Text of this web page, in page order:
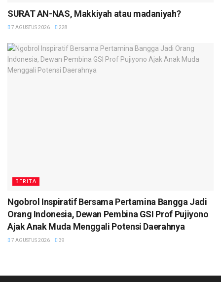
SURAT AN-NAS, Makkiyah atau madaniyah?
7 AGUSTUS 2026 228
BERITA
Ngobrol Inspiratif Bersama Pertamina Bangga Jadi
Orang Indonesia, Dewan Pembina GSI Prof Pujiyono
Ajak Anak Muda Menggali Potensi Daerahnya
7 AGUSTUS 2026 39